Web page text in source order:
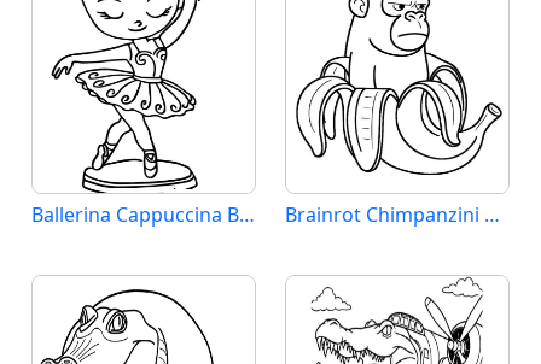
Ballerina Cappuccina Brainrot Brainrot Chimpanzini Bananini